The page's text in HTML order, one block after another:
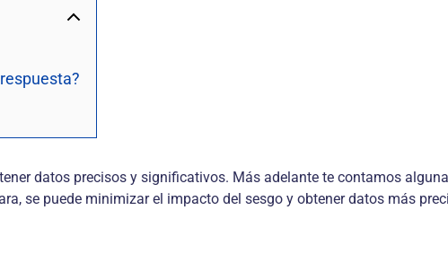
datos precisos y significativos. Más adelante te contamos
se puede minimizar el impacto del sesgo y obtener datos más